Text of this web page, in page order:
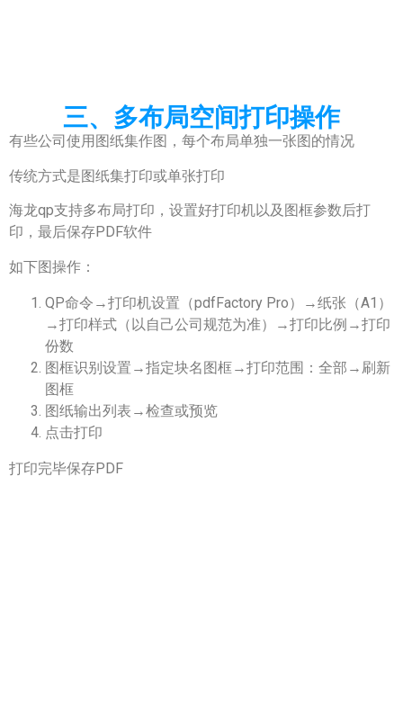
三、多布局空间打印操作
有些公司使用图纸集作图，每个布局单独一张图的情况
传统方式是图纸集打印或单张打印
海龙qp支持多布局打印，设置好打印机以及图框参数后打
印，最后保存PDF软件
如下图操作：
QP命令→打印机设置（pdfFactory Pro）→纸张（A1）
→打印样式（以自己公司规范为准）→打印比例→打印
份数
图框识别设置→指定块名图框→打印范围：全部→刷新
图框
图纸输出列表→检查或预览
点击打印
打印完毕保存PDF